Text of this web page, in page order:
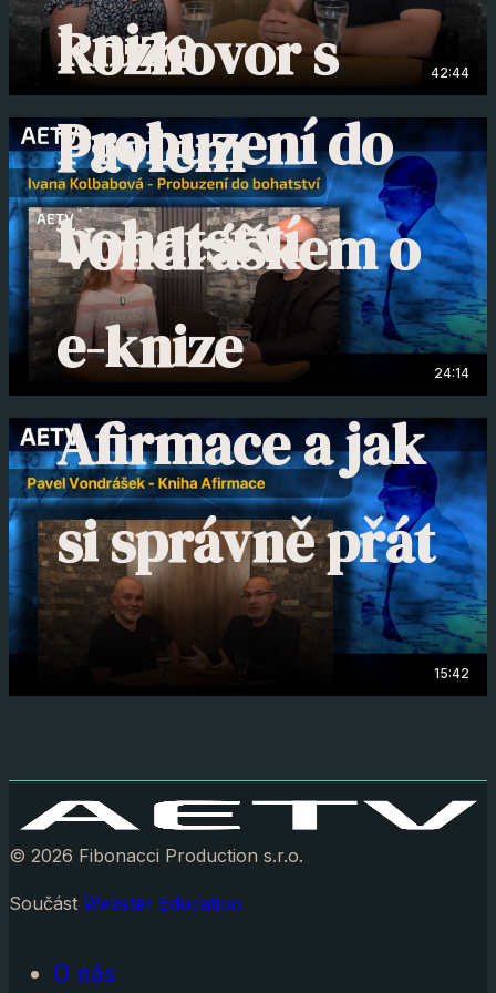
42:44
knize
Probuzení do
bohatství
24:14
Rozhovor s
Pavlem
Vondráškem o
e-knize
Afirmace a jak
si správně přát
15:42
© 2026 Fibonacci Production s.r.o.
Součást Webster Education
O nás